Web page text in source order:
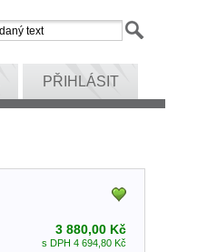
PŘIHLÁSIT
3 880,00 Kč
s DPH 4 694,80 Kč